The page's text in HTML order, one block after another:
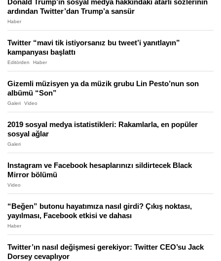
Donald Trump’ın sosyal medya hakkındaki atarlı sözlerinin
ardından Twitter’dan Trump’a sansür
Haber
Twitter “mavi tik istiyorsanız bu tweet’i yanıtlayın”
kampanyası başlattı
Editörden Haber
Gizemli müzisyen ya da müzik grubu Lin Pesto’nun son
albümü “Son”
Galeri Video
2019 sosyal medya istatistikleri: Rakamlarla, en popüler
sosyal ağlar
Galeri
Instagram ve Facebook hesaplarınızı sildirtecek Black
Mirror bölümü
Video
“Beğen” butonu hayatımıza nasıl girdi? Çıkış noktası,
yayılması, Facebook etkisi ve dahası
Haber
Twitter’ın nasıl değişmesi gerekiyor: Twitter CEO’su Jack
Dorsey cevaplıyor